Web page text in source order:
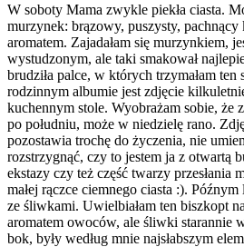
W soboty Mama zwykle piekła ciasta.
murzynek: brązowy, puszysty,
aromatem. Zajadałam się murzynkiem,
wystudzonym, ale taki smakował
brudziła palce, w których trzymałam ten
rodzinnym albumie jest zdjęcie
kuchennym stole. Wyobrażam sobie, że
po południu, może w niedzielę rano.
pozostawia trochę do życzenia, nie
rozstrzygnąć, czy to jestem ja z otwartą
ekstazy czy też część twarzy przesłania
małej rączce ciemnego ciasta :).
ze śliwkami. Uwielbiałam ten biszkopt
aromatem owoców, ale śliwki starannie
bok, były według mnie najsłabszym